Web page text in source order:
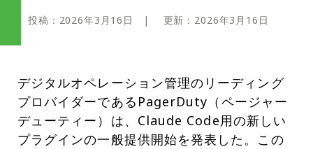
投稿： 2026年3月16日 | 更新： 2026年3月16日
デジタルオペレーション管理のリーディング
プロバイダーであるPagerDuty（ページャー
デューティー）は、Claude Code用の新しい
プラグインの一般提供開始を発表した。この